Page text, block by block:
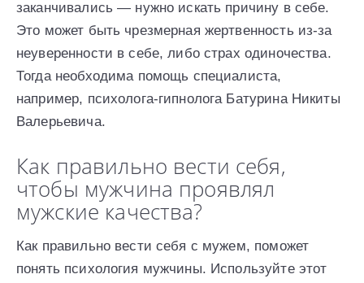
заканчивались — нужно искать причину в себе.
Это может быть чрезмерная жертвенность из-за
неуверенности в себе, либо страх одиночества.
Тогда необходима помощь специалиста,
например, психолога-гипнолога Батурина Никиты
Валерьевича.
Как правильно вести себя,
чтобы мужчина проявлял
мужские качества?
Как правильно вести себя с мужем, поможет
понять психология мужчины. Используйте этот